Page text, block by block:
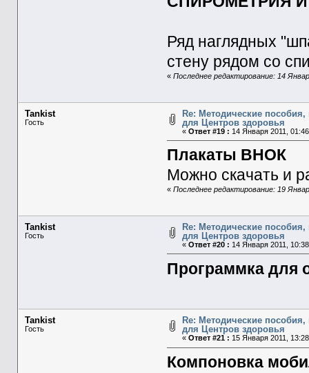
Ряд наглядных
стену рядом со
«Последнее редактирование: 14
Tankist
Гость
Re: Методические пособия,
для Центров здоровья
« Ответ #19 : 14 Января 2011,
Плакаты ВНОК
Можно скачать и
«Последнее редактирование: 19
Tankist
Гость
Re: Методические пособия,
для Центров здоровья
« Ответ #20 : 14 Января 2011,
Программка для
Tankist
Гость
Re: Методические пособия,
для Центров здоровья
« Ответ #21 : 15 Января 2011,
Компоновка